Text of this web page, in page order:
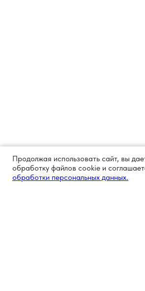
Продолжая использовать сайт, вы
обработку файлов cookie и
обработки персональных данных.